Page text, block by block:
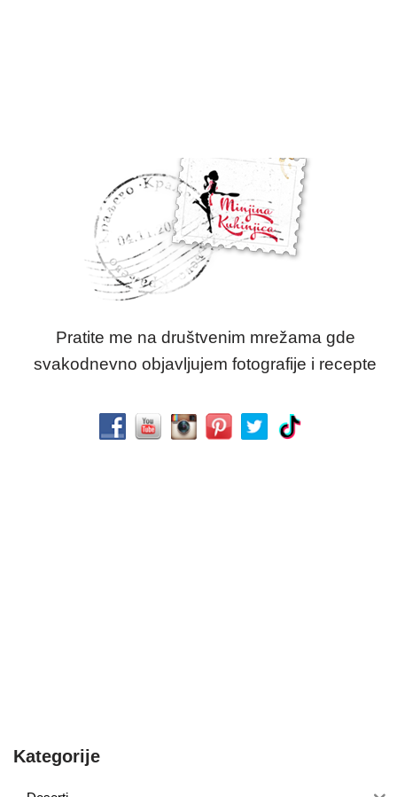
Pratite me na društvenim mrežama gde
svakodnevno objavljujem fotografije i recepte
Kategorije